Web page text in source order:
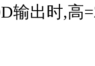
输出时,高